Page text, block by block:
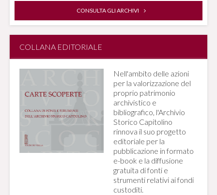
CONSULTA GLI ARCHIVI
COLLANA EDITORIALE
Nell'ambito delle azioni
per la valorizzazione del
proprio patrimonio
archivistico e
bibliografico, l'Archivio
Storico Capitolino
rinnova il suo progetto
editoriale per la
pubblicazione in formato
e-book e la diffusione
gratuita di fonti e
strumenti relativi ai fondi
custoditi.